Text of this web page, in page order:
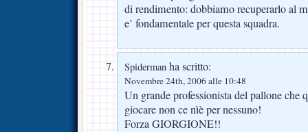
di rendimento: dobbiamo recuperarlo al
e’ fondamentale per questa squadra.
Spiderman ha scritto:
Novembre 24th, 2006 alle 10:48
Un grande professionista del pallone che
giocare non ce nìè per nessuno!
Forza GIORGIONE!!